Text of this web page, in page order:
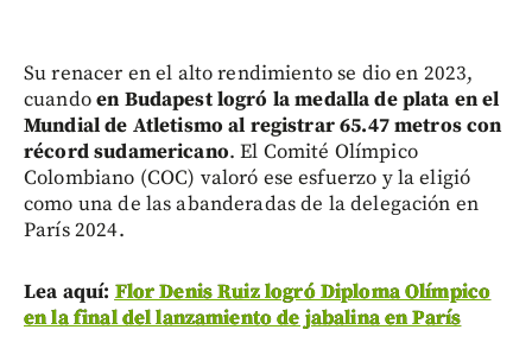
Su renacer en el alto rendimiento se dio en 2023,
cuandoen Budapest logró la medalla de plata en el
Mundial de Atletismo al registrar 65.47 metros con
récord sudamericano. El Comité Olímpico
Colombiano (COC) valoró ese esfuerzo y la eligió
como una de las abanderadas de la delegación en
París 2024.
Lea aquí: Flor Denis Ruiz logró Diploma Olímpico
en la final del lanzamiento de jabalina en París